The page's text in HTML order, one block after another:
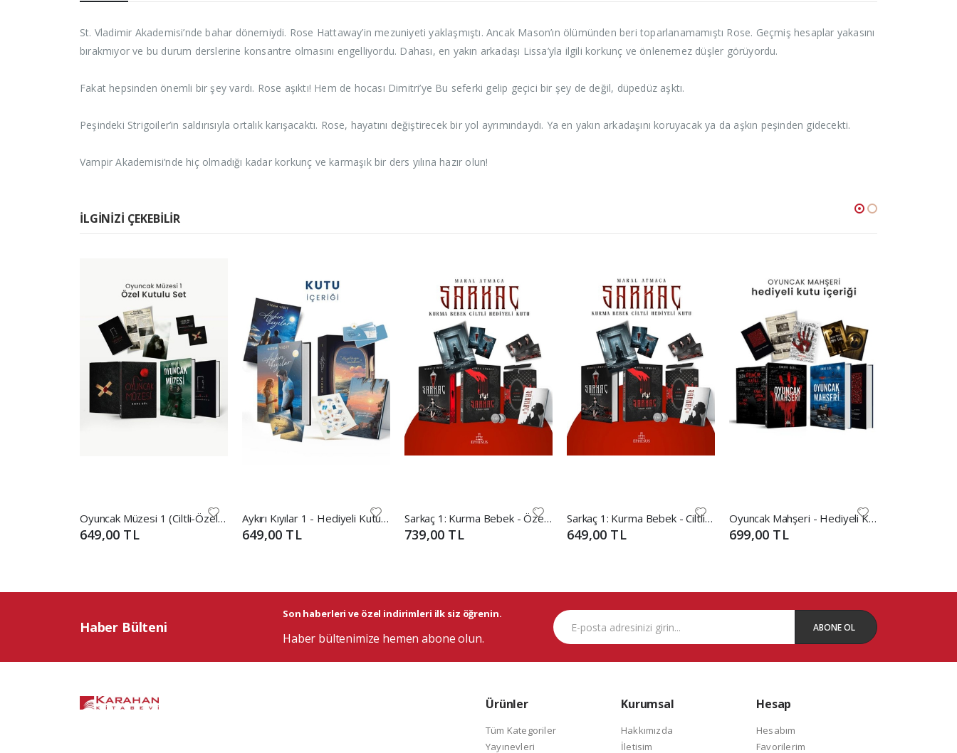
St. Vladimir Akademisi’nde bahar dönemiydi. Rose Hattaway’in mezuniyeti yaklaşmıştı. Ancak Mason’ın ölümünden beri toparlanamamıştı Rose. Geçmiş hesaplar yakasını
bırakmıyor ve bu durum derslerine konsantre olmasını engelliyordu. Dahası, en yakın arkadaşı Lissa’yla ilgili korkunç ve önlenemez düşler görüyordu.
Fakat hepsinden önemli bir şey vardı. Rose aşıktı! Hem de hocası Dimitri’ye Bu seferki gelip geçici bir şey de değil, düpedüz aşktı.
Peşindeki Strigoiler’in saldırısıyla ortalık karışacaktı. Rose, hayatını değiştirecek bir yol ayrımındaydı. Ya en yakın arkadaşını koruyacak ya da aşkın peşinden gidecekti.
Vampir Akademisi’nde hiç olmadığı kadar korkunç ve karmaşık bir ders yılına hazır olun!
İLGINIZI ÇEKEBILIR
Oyuncak Müzesi 1 (Ciltli-Özel Kutulu Set)
649,00 TL
Aykırı Kıyılar 1 - Hediyeli Kutu (Ciltli)
649,00 TL
Sarkaç 1: Kurma Bebek - Özel Baskı Hediyeli Kutu
739,00 TL
Sarkaç 1: Kurma Bebek - Ciltli Hediyeli Kutu
649,00 TL
Oyuncak Mahşeri - Hediyeli Kutu
699,00 TL
Haber Bülteni
Son haberleri ve özel indirimleri ilk siz öğrenin.
Haber bültenimize hemen abone olun.
ABONE OL
Ürünler
Tüm Kategoriler
Yayınevleri
Kurumsal
Hakkımızda
İletisim
Hesap
Hesabım
Favorilerim